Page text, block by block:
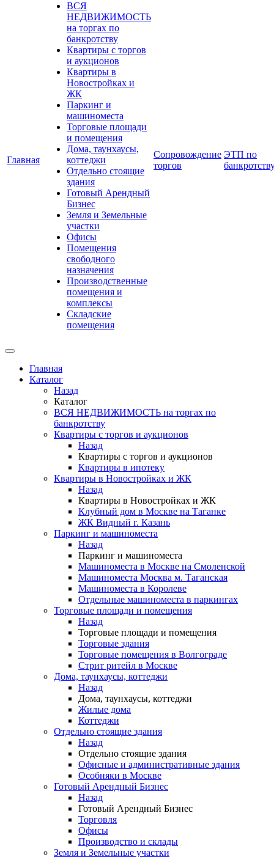
Главная
ВСЯ
НЕДВИЖИМОСТЬ
на торгах по
банкротству
Квартиры с торгов
и аукционов
Квартиры в
Новостройках и
ЖК
Паркинг и
машиноместа
Торговые площади
и помещения
Дома, таунхаусы,
коттеджи
Отдельно стоящие
здания
Готовый Арендный
Бизнес
Земля и Земельные
участки
Офисы
Помещения
свободного
назначения
Производственные
помещения и
комплексы
Складские
помещения
Сопровождение
торгов
ЭТП по
Главная
Каталог
Назад
Каталог
ВСЯ НЕДВИЖИМОСТЬ на торгах по
банкротству
Квартиры с торгов и аукционов
Назад
Квартиры с торгов и аукционов
Квартиры в ипотеку
Квартиры в Новостройках и ЖК
Назад
Квартиры в Новостройках и ЖК
Клубный дом в Москве на Таганке
ЖК Видный г. Казань
Паркинг и машиноместа
Назад
Паркинг и машиноместа
Машиноместа в Москве на Смоленской
Машиноместа Москва м. Таганская
Машиноместа в Королеве
Отдельные машиноместа в паркингах
Торговые площади и помещения
Назад
Торговые площади и помещения
Торговые здания
Торговые помещения в Волгограде
Стрит ритейл в Москве
Дома, таунхаусы, коттеджи
Назад
Дома, таунхаусы, коттеджи
Жилые дома
Коттеджи
Отдельно стоящие здания
Назад
Отдельно стоящие здания
Офисные и административные здания
Особняки в Москве
Готовый Арендный Бизнес
Назад
Готовый Арендный Бизнес
Торговля
Офисы
Производство и склады
Земля и Земельные участки